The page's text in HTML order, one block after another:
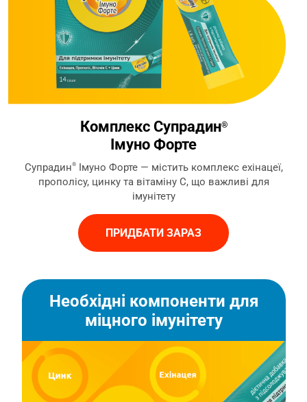
Комплекс Супрадин®
Імуно Форте
Супрадин®Імуно Форте — містить комплекс ехінацеї,
прополісу, цинку та вітаміну С, що важливі для
імунітету
ПРИДБАТИ ЗАРАЗ
Необхідні компоненти для
міцного імунітету